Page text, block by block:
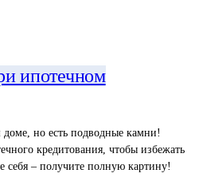
ипотечном
но есть подводные камни!
кредитования, чтобы избежать
– получите полную картину!